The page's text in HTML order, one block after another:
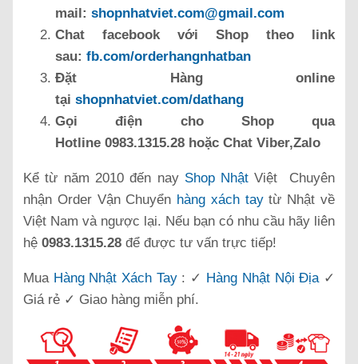
mail: shopnhatviet.com@gmail.com
Chat facebook với Shop theo link
sau: fb.com/orderhangnhatban
Đặt Hàng online
tại shopnhatviet.com/dathang
Gọi điện cho Shop qua
Hotline 0983.1315.28 hoặc Chat Viber,Zalo
Kể từ năm 2010 đến nay Shop Nhật Việt Chuyên
nhận Order Vận Chuyển hàng xách taytừ Nhật về
Việt Nam và ngược lại. Nếu bạn có nhu cầu hãy liên
hệ 0983.1315.28 để được tư vấn trực tiếp!
Mua Hàng Nhật Xách Tay: ✓ Hàng Nhật Nội Địa ✓
Giá rẻ ✓ Giao hàng miễn phí.